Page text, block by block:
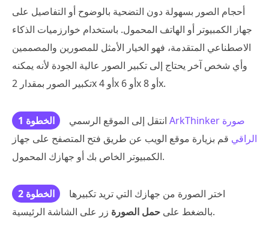
أحجام الصور بسهولة دون التضحية بالوضوح أو التفاصيل على
جهاز الكمبيوتر أو الهاتف المحمول. باستخدام خوارزميات الذكاء
الاصطناعي المتقدمة، فهو الخيار الأمثل للمصورين والمصممين
وأي شخص آخر يحتاج إلى تكبير الصور عالية الجودة لأنه يمكنه
تكبير الصور بمقدار 2x أو 4x أو 6x أو 8x.
الخطوة 1
ArkThinker صورة
الراقي قم بزيارة موقع الويب عن طريق فتح المتصفح على جهاز
الكمبيوتر الخاص بك أو جهازك المحمول.
الخطوة 2
اختر الصورة من جهازك التي تريد تكبيرها
بالضغط على حمل الصورة زر على الشاشة الرئيسية.